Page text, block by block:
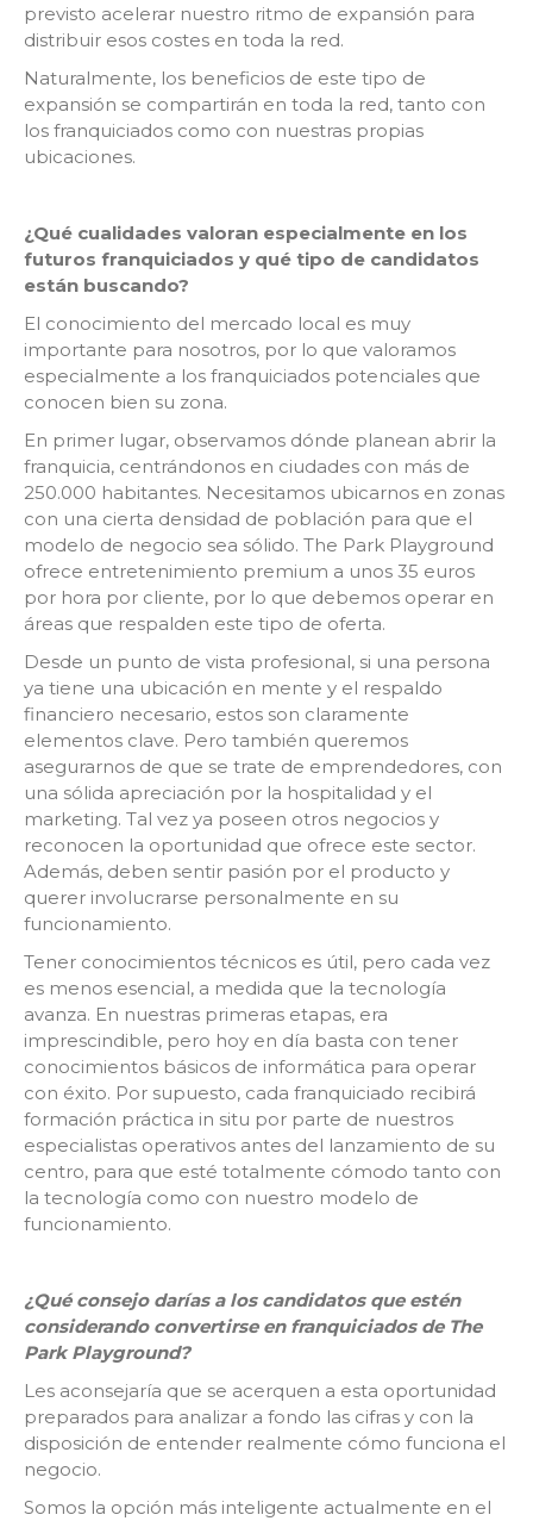
previsto acelerar nuestro ritmo de expansión para
distribuir esos costes en toda la red.
Naturalmente, los beneficios de este tipo de
expansión se compartirán en toda la red, tanto con
los franquiciados como con nuestras propias
ubicaciones.
¿Qué cualidades valoran especialmente en los
futuros franquiciados y qué tipo de candidatos
están buscando?
El conocimiento del mercado local es muy
importante para nosotros, por lo que valoramos
especialmente a los franquiciados potenciales que
conocen bien su zona.
En primer lugar, observamos dónde planean abrir la
franquicia, centrándonos en ciudades con más de
250.000 habitantes. Necesitamos ubicarnos en zonas
con una cierta densidad de población para que el
modelo de negocio sea sólido. The Park Playground
ofrece entretenimiento premium a unos 35 euros
por hora por cliente, por lo que debemos operar en
áreas que respalden este tipo de oferta.
Desde un punto de vista profesional, si una persona
ya tiene una ubicación en mente y el respaldo
financiero necesario, estos son claramente
elementos clave. Pero también queremos
asegurarnos de que se trate de emprendedores, con
una sólida apreciación por la hospitalidad y el
marketing. Tal vez ya poseen otros negocios y
reconocen la oportunidad que ofrece este sector.
Además, deben sentir pasión por el producto y
querer involucrarse personalmente en su
funcionamiento.
Tener conocimientos técnicos es útil, pero cada vez
es menos esencial, a medida que la tecnología
avanza. En nuestras primeras etapas, era
imprescindible, pero hoy en día basta con tener
conocimientos básicos de informática para operar
con éxito. Por supuesto, cada franquiciado recibirá
formación práctica in situ por parte de nuestros
especialistas operativos antes del lanzamiento de su
centro, para que esté totalmente cómodo tanto con
la tecnología como con nuestro modelo de
funcionamiento.
¿Qué consejo darías a los candidatos que estén
considerando convertirse en franquiciados de The
Park Playground?
Les aconsejaría que se acerquen a esta oportunidad
preparados para analizar a fondo las cifras y con la
disposición de entender realmente cómo funciona el
negocio.
Somos la opción más inteligente actualmente en el